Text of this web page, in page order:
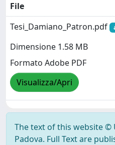
File
Tesi_Damiano_Patron.pdf
Dimensione 1.58 MB
Formato Adobe PDF
Visualizza/Apri
The text of this website ©
Padova. Full Text are